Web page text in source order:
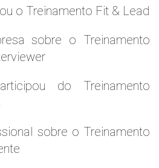
o Treinamento Fit & Lead
sobre o Treinamento
do Treinamento
sobre o Treinamento